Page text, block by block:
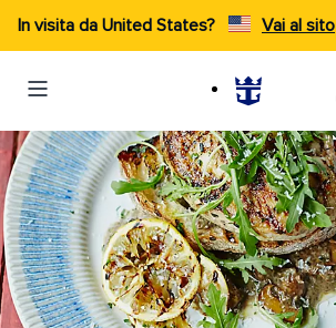
In visita da United States? Vai al sito